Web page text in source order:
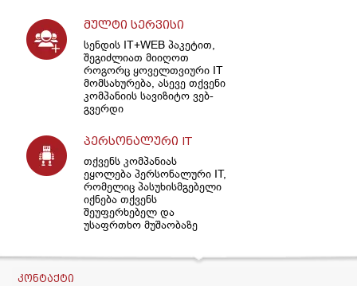
მულტი სერვისი
სენდის IT+WEB პაკეტით,
შეგიძლიათ მიიღოთ
როგორც ყოველთვიური IT
მომსახურება, ასევე თქვენი
კომპანიის სავიზიტო ვებ-
გვერდი
პერსონალური IT
თქვენს კომპანიას
ეყოლება პერსონალური IT,
რომელიც პასუხისმგებელი
იქნება თქვენს
შეუფერხებელ და
უსაფრთხო მუშაობაზე
ᲙᲝᲜᲢᲐᲥᲢᲘ